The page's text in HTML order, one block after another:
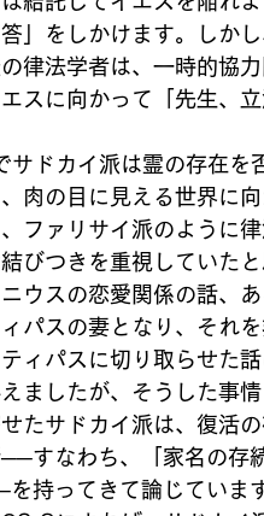
」をしかけます。しか
律法学者は、一時的協
スに向かって「先生、
ドカイ派は霊の存在を
肉の目に見える世界に
ファリサイ派のように
びつきを重視していた
ウスの恋愛関係の話、
パスの妻となり、それ
ィパスに切り取らせた
ましたが、そうした事
たサドカイ派は、復活
すなわち、「家名の存
持ってきて論じていま